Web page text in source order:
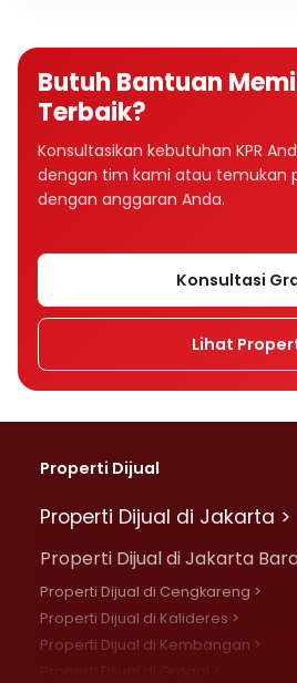
Butuh Bantuan
Terbaik?
Konsultasikan kebutuhan KPR
dengan tim kami atau temukan
dengan anggaran Anda.
Konsultasi
Lihat
Properti Dijual
Properti Dijual di Jakarta >
Properti Dijual di Jakarta
Properti Dijual di Cengkareng >
Properti Dijual di Kalideres >
Properti Dijual di Kembangan >